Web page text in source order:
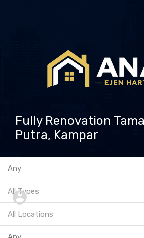
Fully Renovation
Putra, Kampar
Any
All Types
All Locations